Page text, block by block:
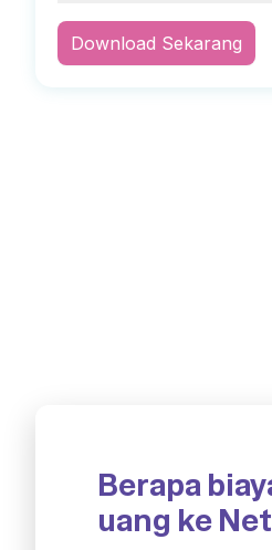
Download Sekarang
Berapa
uang ke